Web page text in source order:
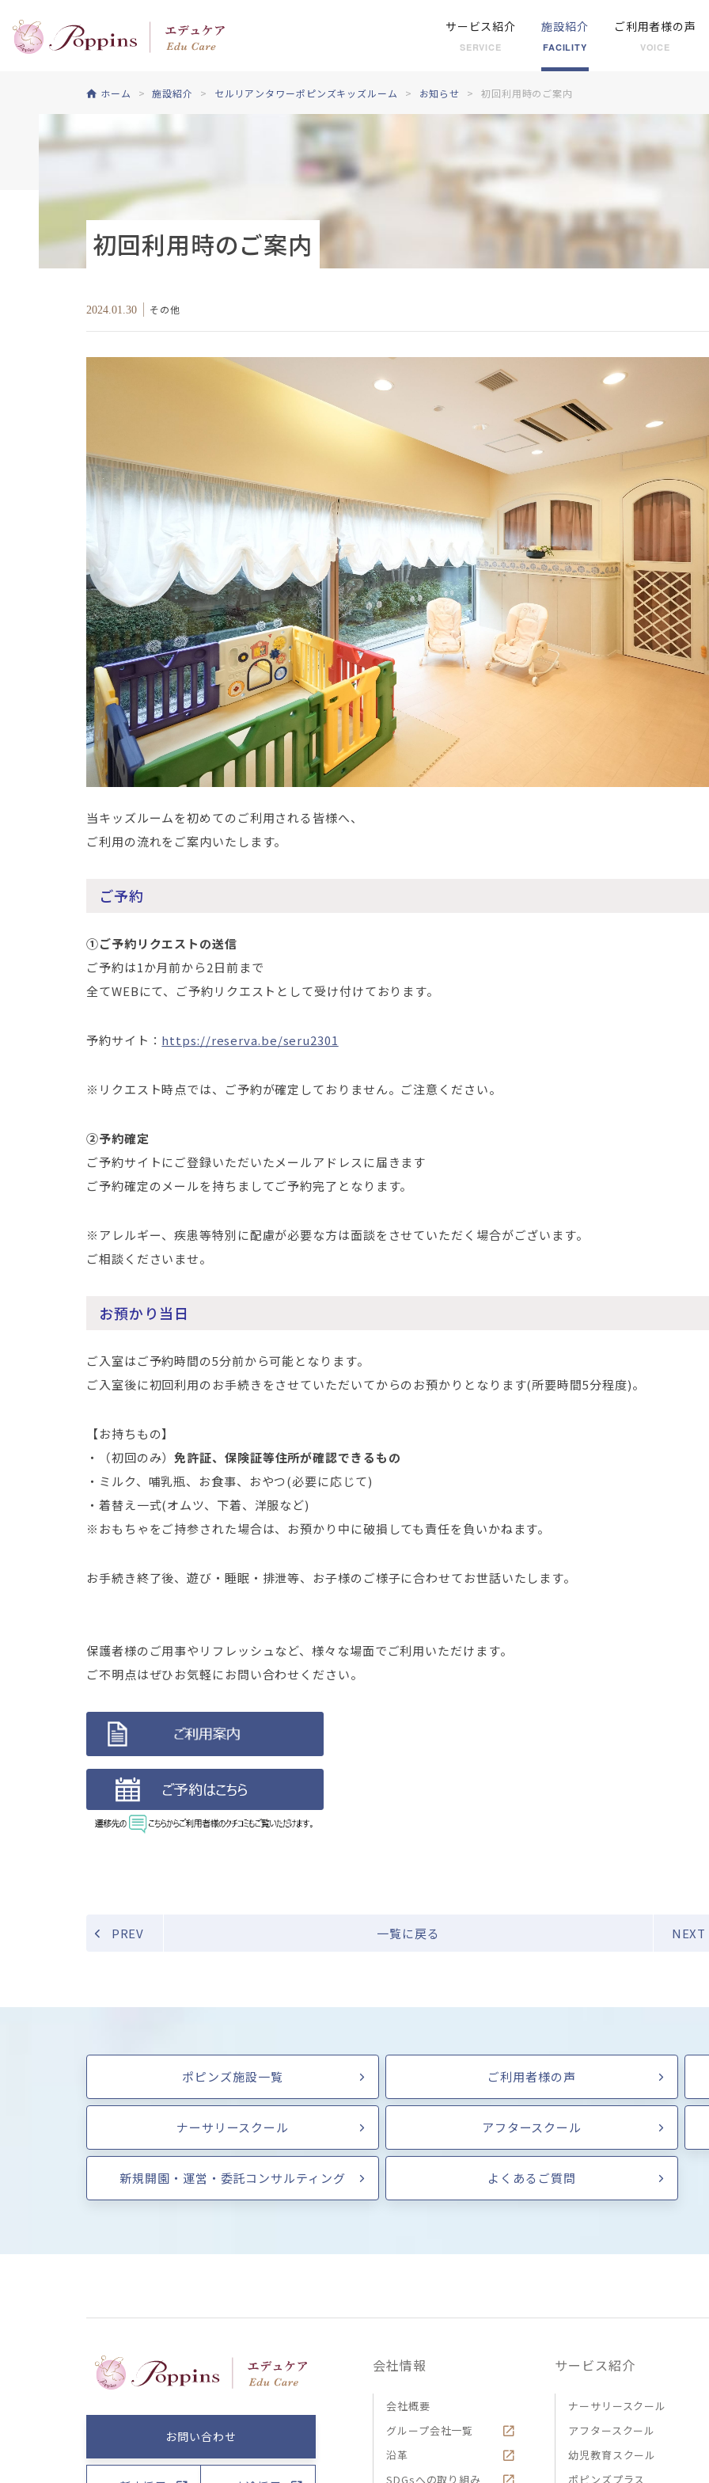
サービス紹介
SERVICE
施設紹介
FACILITY
ご利用者様の声
VOICE
ホーム 施設紹介 セルリアンタワーポピンズキッズルーム お知らせ 初回利用時のご案内
初回利用時のご案内
2024.01.30 その他
当キッズルームを初めてのご利用される皆様へ、
ご利用の流れをご案内いたします。
ご予約
➀ご予約リクエストの送信
ご予約は1か月前から2日前まで
全てWEBにて、ご予約リクエストとして受け付けております。
予約サイト： https://reserva.be/seru2301
※リクエスト時点では、ご予約が確定しておりません。ご注意ください。
②予約確定
ご予約サイトにご登録いただいたメールアドレスに届きます
ご予約確定のメールを持ちましてご予約完了となります。
※アレルギー、疾患等特別に配慮が必要な方は面談をさせていただく場合がございます。
ご相談くださいませ。
お預かり当日
ご入室はご予約時間の5分前から可能となります。
ご入室後に初回利用のお手続きをさせていただいてからのお預かりとなります(所要時間5分程度)。
【お持ちもの】
・（初回のみ）免許証、保険証等住所が確認できるもの
・ミルク、哺乳瓶、お食事、おやつ(必要に応じて)
・着替え一式(オムツ、下着、洋服など)
※おもちゃをご持参された場合は、お預かり中に破損しても責任を負いかねます。
お手続き終了後、遊び・睡眠・排泄等、お子様のご様子に合わせてお世話いたします。
保護者様のご用事やリフレッシュなど、様々な場面でご利用いただけます。
ご不明点はぜひお気軽にお問い合わせください。
PREV 一覧に戻る NEXT
ポピンズ施設一覧 ご利用者様の声
ナーサリースクール アフタースクール
新規開園・運営・委託コンサルティング よくあるご質問
お問い合わせ
会社情報
会社概要
グループ会社一覧
沿革
SDGsへの取り組み
サービス紹介
ナーサリースクール
アフタースクール
幼児教育スクール
ポピンズプラス